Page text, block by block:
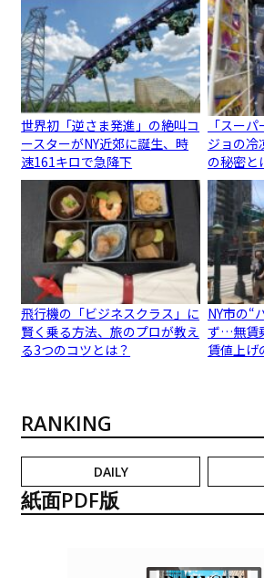
世界初「逆さま発進」の絶叫コ
ースターがNY近郊に誕生、時
速161キロで急降下
「スー
ジョの冷
の秘密と
飛行機の「ビジネスクラス」に
賢く乗る方法、旅のプロが教え
る3つのコツとは？
NY市の“
ず…無賃
賃値上げ
RANKING
DAILY
紙面PDF版